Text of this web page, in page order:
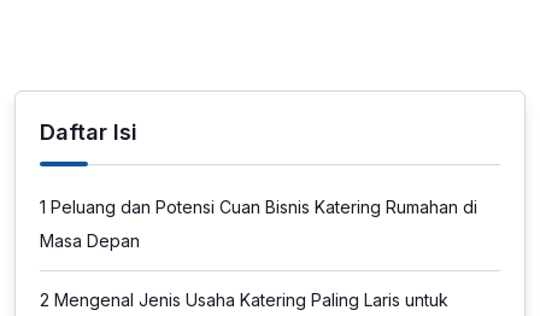
Daftar Isi
1 Peluang dan Potensi Cuan Bisnis Katering Rumahan di
Masa Depan
2 Mengenal Jenis Usaha Katering Paling Laris untuk